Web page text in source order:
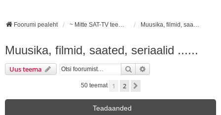
Foorumi pealeht ~ Mitte SAT-TV teemalised foorumid ~ Muusika, filmid, saated, seriaalid ......
Muusika, filmid, saated, seriaalid ......
Uus teema Otsi
50 teemat 1 2
Teadaanded